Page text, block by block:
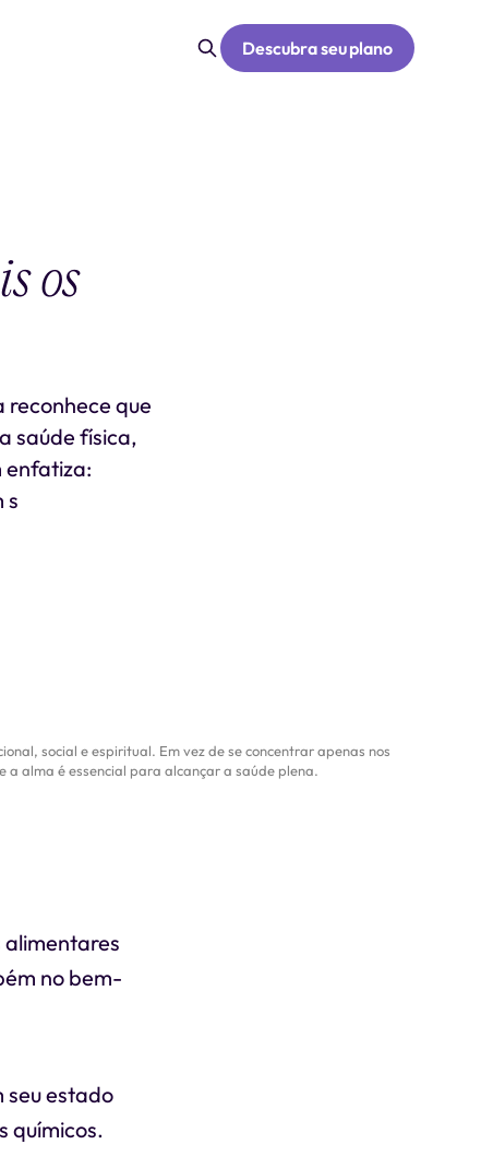
Descubra seu plano
os
reconhece que
saúde física,
enfatiza:
s
social e espiritual. Em vez de se concentrar apenas nos
a alma é essencial para alcançar a saúde plena.
alimentares
no bem-
seu estado
químicos.